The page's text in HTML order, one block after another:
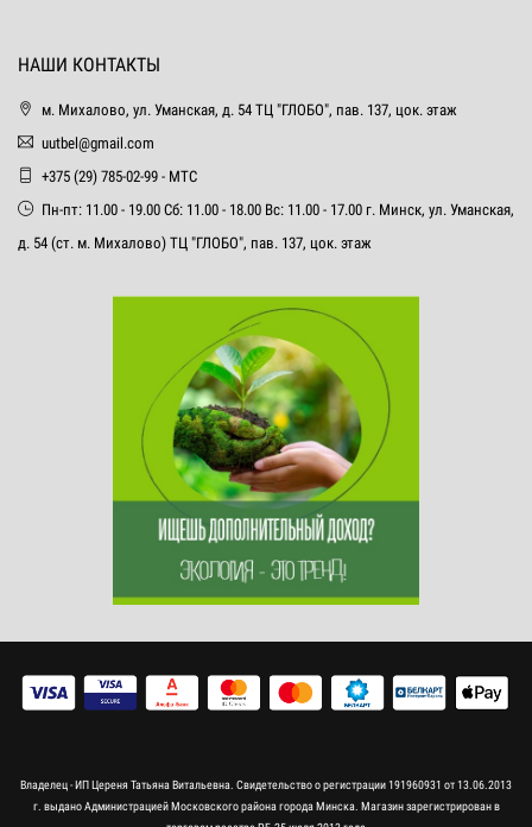
НАШИ КОНТАКТЫ
м. Михалово, ул. Уманская, д. 54 ТЦ "ГЛОБО", пав. 137, цок. этаж
uutbel@gmail.com
+375 (29) 785-02-99 - МТС
Пн-пт: 11.00 - 19.00 Сб: 11.00 - 18.00 Вс: 11.00 - 17.00 г. Минск, ул. Уманская,
д. 54 (ст. м. Михалово) ТЦ "ГЛОБО", пав. 137, цок. этаж
Владелец - ИП Цереня Татьяна Витальевна. Свидетельство о регистрации 191960931 от 13.06.2013
г. выдано Администрацией Московского района города Минска. Магазин зарегистрирован в